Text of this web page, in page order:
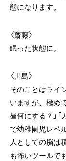
態になります。
〈齋藤〉
眠った状態に。
〈川島〉
そのことはライ
いますが、極め
昼何にする？」
で幼稚園児レベ
人としての脳は
も怖いツールで